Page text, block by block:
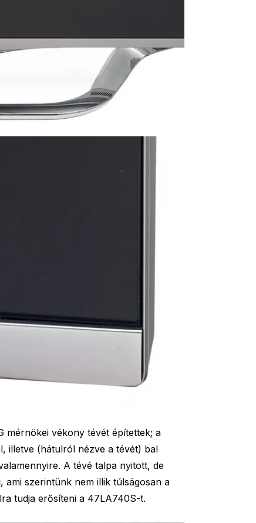
mérnökei vékony tévét építettek; a
illetve (hátulról nézve a tévét) bal
A tévé talpa nyitott, de
ami szerintünk nem illik túlságosan a
tudja erősíteni a 47LA740S-t.